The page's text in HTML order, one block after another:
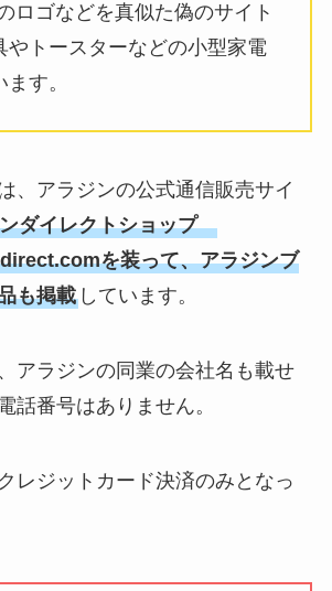
ロゴなどを真似た偽のサイト
やトースターなどの小型家電
す。
、アラジンの公式通信販売サイ
ダイレクトショップ
を装って、アラジンブ
も掲載しています。
アラジンの同業の会社名も載せ
話番号はありません。
レジットカード決済のみとなっ